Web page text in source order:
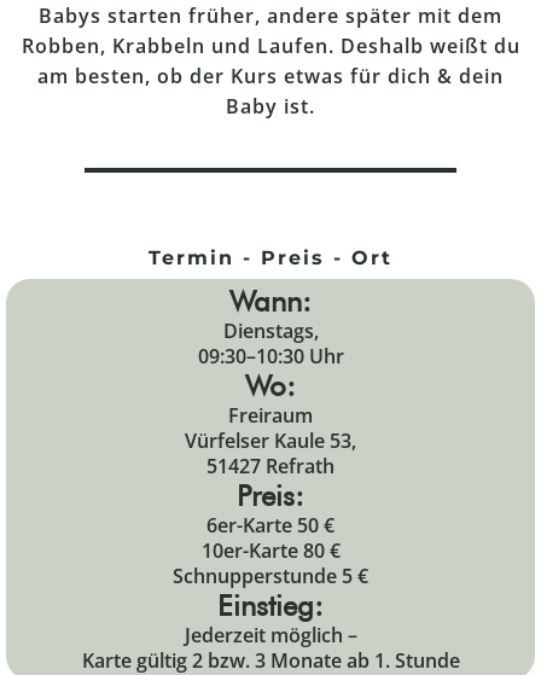
Babys starten früher, andere später mit dem
Robben, Krabbeln und Laufen. Deshalb weißt du
am besten, ob der Kurs etwas für dich & dein
Baby ist.
Termin - Preis - Ort
Wann:
Dienstags,
09:30–10:30 Uhr
Wo:
Freiraum
Vürfelser Kaule 53,
51427 Refrath
Preis:
6er-Karte 50 €
10er-Karte 80 €
Schnupperstunde 5 €
Einstieg:
Jederzeit möglich –
Karte gültig 2 bzw. 3 Monate ab 1. Stunde